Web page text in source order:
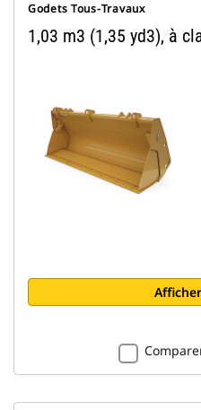
Godets Tous-Travaux
1,03 m3 (1,35 yd3), à